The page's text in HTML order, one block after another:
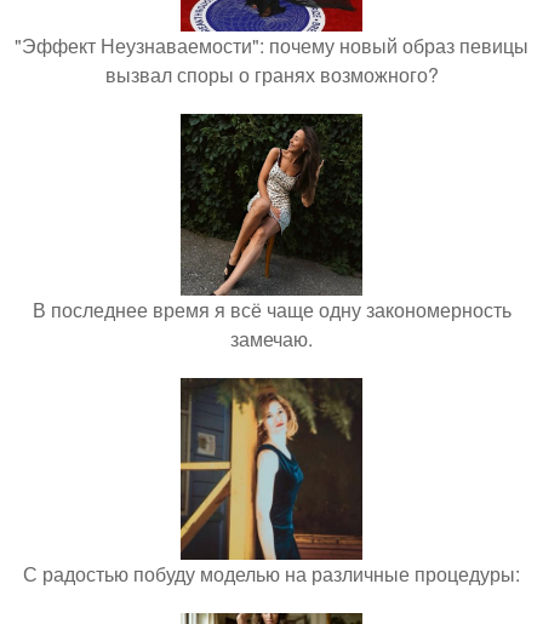
"Эффект Неузнаваемости": почему новый образ певицы
вызвал споры о гранях возможного?
В последнее время я всё чаще одну закономерность
замечаю.
С радостью побуду моделью на различные процедуры: